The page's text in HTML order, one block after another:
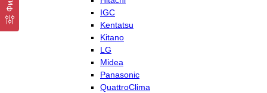
IGC
Kentatsu
Kitano
LG
Midea
Panasonic
QuattroClima